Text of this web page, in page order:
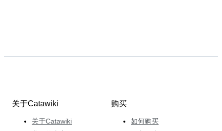
关于Catawiki
关于Catawiki
购买
如何购买